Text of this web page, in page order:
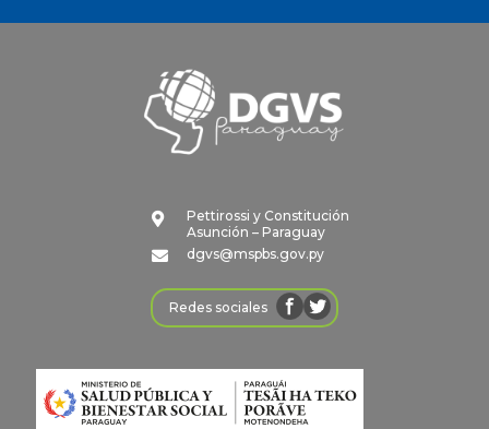

Pettirossi y Constitución
Asunción – Paraguay

dgvs@mspbs.gov.py
Redes sociales